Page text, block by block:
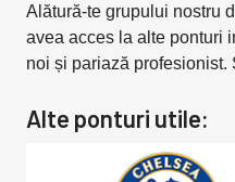
Alătură-te grupului nostru
avea acces la alte ponturi
noi și pariază profesionist.
Alte ponturi utile: